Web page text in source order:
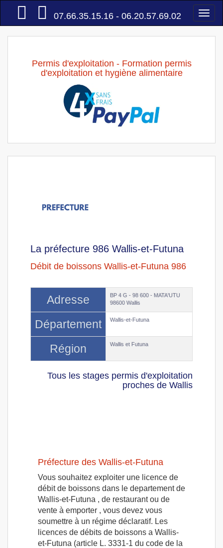
Accueil
07.66.35.15.16 - 06.20.57.69.02
Permis d'exploitation - Formation permis
d'exploitation et hygiène alimentaire
La préfecture 986 Wallis-et-Futuna
Débit de boissons Wallis-et-Futuna 986
Adresse
BP 4 G - 98 600 - MATA'UTU
98600 Wallis
Département Wallis-et-Futuna
Région Wallis et Futuna
Tous les stages permis d'exploitation
proches de Wallis
Préfecture des Wallis-et-Futuna
Vous souhaitez exploiter une licence de
débit de boissons dans le departement de
Wallis-et-Futuna , de restaurant ou de
vente à emporter , vous devez vous
soumettre à un régime déclaratif. Les
licences de débits de boissons a Wallis-
et-Futuna (article L. 3331-1 du code de la